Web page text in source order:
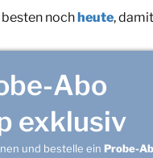
nochheute,
Abo
exklusiv
und bestelle ein Probe-